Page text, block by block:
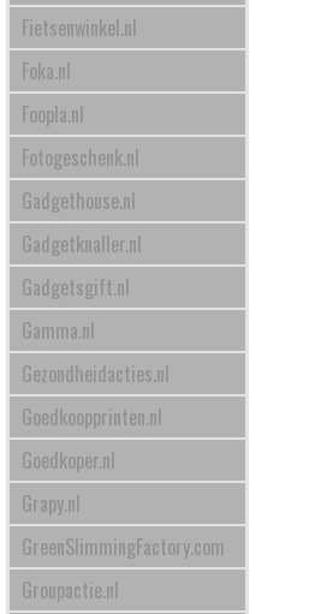
Fietsenwinkel.nl
Foka.nl
Foopla.nl
Fotogeschenk.nl
Gadgethouse.nl
Gadgetknaller.nl
Gadgetsgift.nl
Gamma.nl
Gezondheidacties.nl
Goedkoopprinten.nl
Goedkoper.nl
Grapy.nl
GreenSlimmingFactory.com
Groupactie.nl